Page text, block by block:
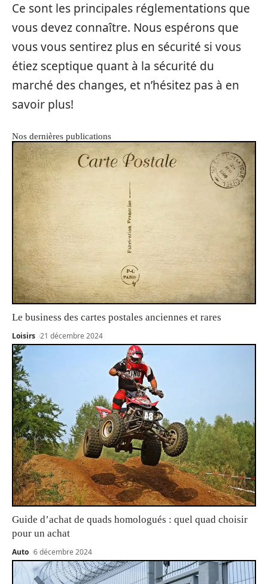
Ce sont les principales réglementations que
vous devez connaître. Nous espérons que
vous vous sentirez plus en sécurité si vous
étiez sceptique quant à la sécurité du
marché des changes, et n’hésitez pas à en
savoir plus!
Nos dernières publications
Le business des cartes postales anciennes et rares
Loisirs 21 décembre 2024
Guide d’achat de quads homologués : quel quad choisir
pour un achat
Auto 6 décembre 2024